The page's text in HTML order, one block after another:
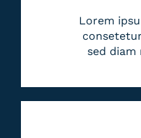
Lorem
sed diam